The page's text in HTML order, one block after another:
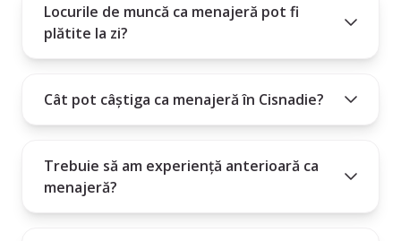
Locurile de muncă ca menajeră pot fi
plătite la zi?
Cât pot câștiga ca menajeră în Cisnadie?
Trebuie să am experiență anterioară ca
menajeră?